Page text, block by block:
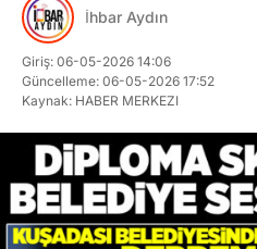
İhbar Aydın
Giriş: 06-05-2026 14:06
Güncelleme: 06-05-2026 17:52
Kaynak: HABER MERKEZI